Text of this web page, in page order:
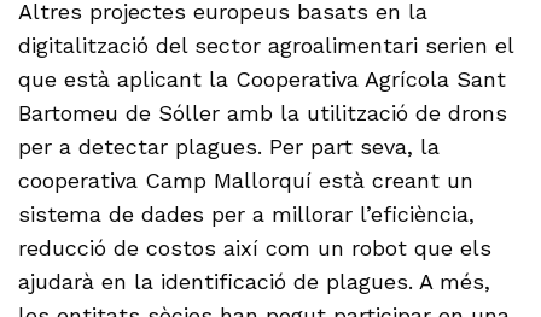
Altres projectes europeus basats en la
digitalització del sector agroalimentari serien el
que està aplicant la Cooperativa Agrícola Sant
Bartomeu de Sóller amb la utilització de drons
per a detectar plagues. Per part seva, la
cooperativa Camp Mallorquí està creant un
sistema de dades per a millorar l’eficiència,
reducció de costos així com un robot que els
ajudarà en la identificació de plagues. A més,